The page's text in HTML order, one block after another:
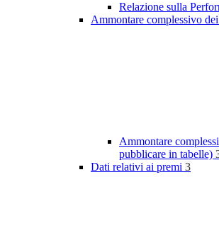
Relazione sulla
Ammontare complessivo
Ammontare
pubblicare in tabelle)
Dati relativi ai premi 3